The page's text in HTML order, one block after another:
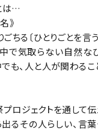
は…
》
ちる〔ひとりごとを言
で気取らない自然な
でも、人と人が関わる
ロジェクトを通して
るその人らしい、言